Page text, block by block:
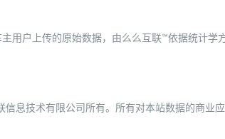
户上传的原始数据，由么么互联™依据统计学
息技术有限公司所有。所有对本站数据的商业